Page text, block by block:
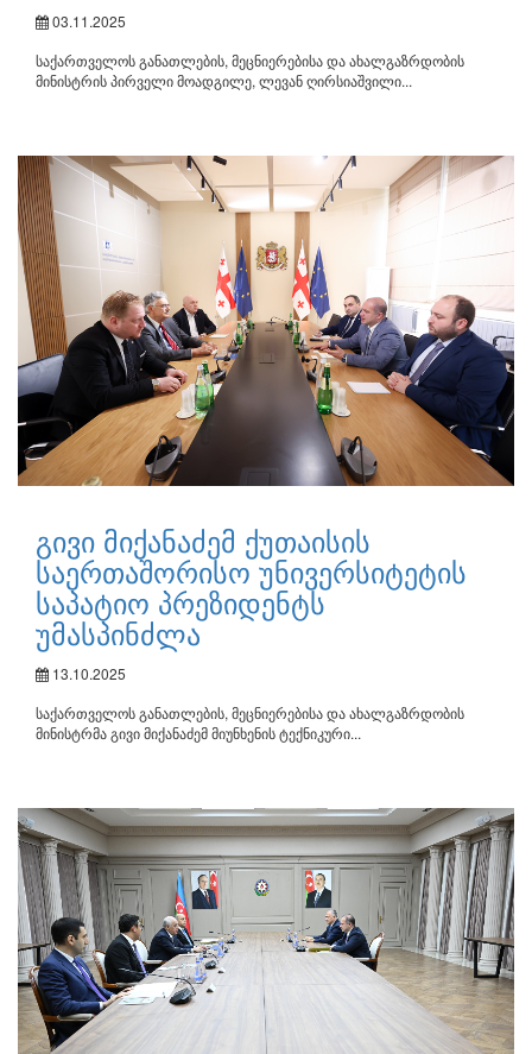
03.11.2025
საქართველოს განათლების, მეცნიერებისა და ახალგაზრდობის
მინისტრის პირველი მოადგილე, ლევან ღირსიაშვილი...
გივი მიქანაძემ ქუთაისის
საერთაშორისო უნივერსიტეტის
საპატიო პრეზიდენტს
უმასპინძლა
13.10.2025
საქართველოს განათლების, მეცნიერებისა და ახალგაზრდობის
მინისტრმა გივი მიქანაძემ მიუნხენის ტექნიკური...